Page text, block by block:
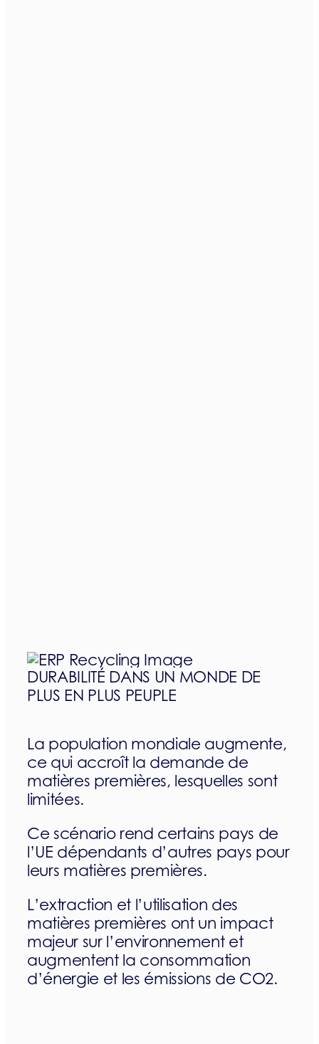
DURABILITÉ DANS UN MONDE DE
PLUS EN PLUS PEUPLE
La population mondiale augmente,
ce qui accroît la demande de
matières premières, lesquelles sont
limitées.
Ce scénario rend certains pays de
l’UE dépendants d’autres pays pour
leurs matières premières.
L’extraction et l’utilisation des
matières premières ont un impact
majeur sur l’environnement et
augmentent la consommation
d’énergie et les émissions de CO2.